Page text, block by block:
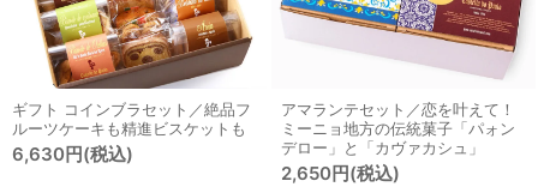
ギフト コインブラセット／絶品フ
ルーツケーキも精進ビスケットも
6,630円(税込)
アマランテセット／恋を叶えて！
ミーニョ地方の伝統菓子「パォン
デロー」と「カヴァカシュ」
2,650円(税込)